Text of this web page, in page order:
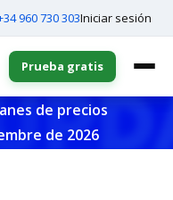
960 730 303Iniciar sesión
Prueba gratis
de precios
de 2026